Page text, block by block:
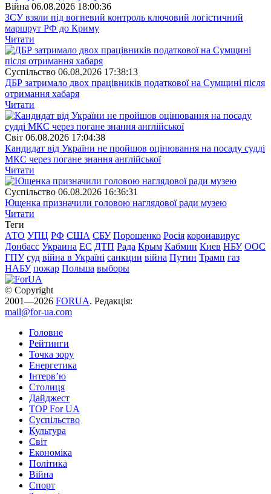
Війна 06.08.2026 18:00:36
ЗСУ взяли під вогневий контроль ключовий логістичний
маршрут РФ до Криму
Читати
Суспiльство 06.08.2026 17:38:13
ДБР затримало двох працівників податкової на Сумщині після
отримання хабаря
Читати
Свiт 06.08.2026 17:04:38
Кандидат від України не пройшов оцінювання на посаду судді
МКС через погане знання англійської
Читати
Суспiльство 06.08.2026 16:36:31
Ющенка призначили головою наглядової ради музею
Читати
Теги
АТО УПЦ РФ США СБУ Порошенко Росія коронавирус
Донбасс Украина ЕС ДТП Рада Крым Кабмин Киев НБУ ООС
ГПУ суд війна в Україні санкции війна Путин Трамп газ
НАБУ пожар Польша выборы
© Copyright
2001—2026 FORUA. Редакція:
mail@for-ua.com
Головне
Рейтинги
Точка зору
Енергетика
Інтерв’ю
Столиця
Дайджест
TOP For UA
Суспiльство
Культура
Світ
Економіка
Політика
Війна
Спорт